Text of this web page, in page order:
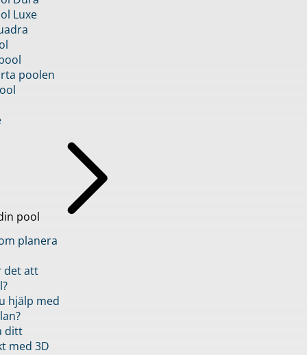
Luxe
poolen
pool
planera
det att
hjälp med
ditt
med 3D